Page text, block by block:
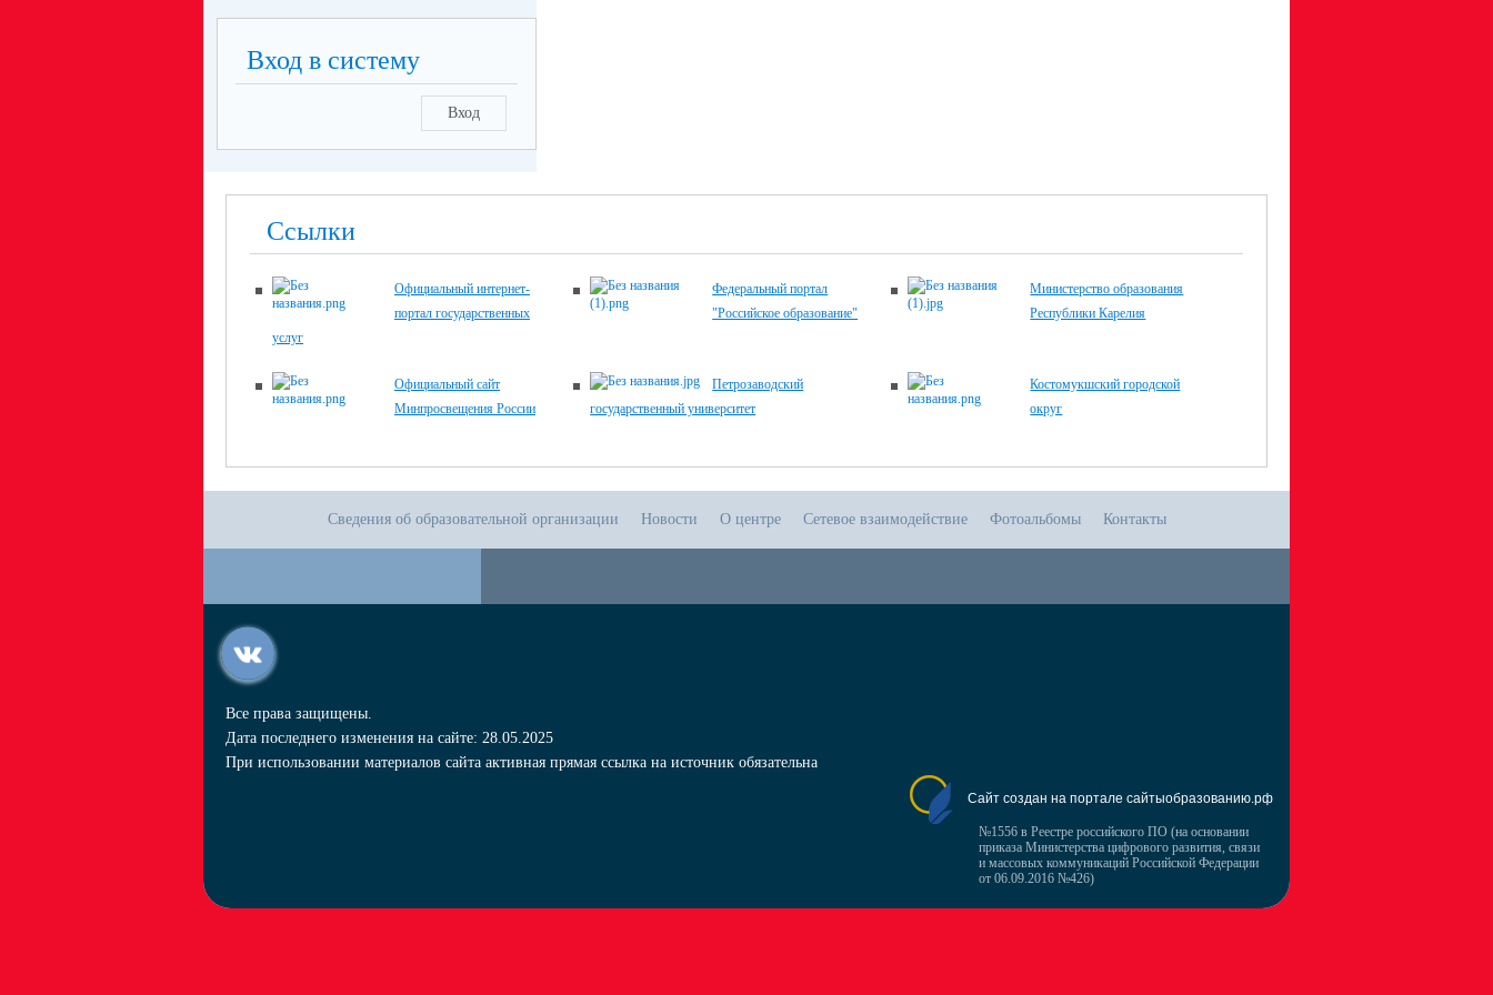
Вход в систему
Вход
Ссылки
Официальный интернет-
портал государственных
услуг
Федеральный портал
"Российское образование"
Министерство образования
Республики Карелия
Официальный сайт
Минпросвещения России
Петрозаводский
государственный университет
Костомукшский городской
округ
Сведения об образовательной организации Новости О центре Сетевое взаимодействие Фотоальбомы Контакты
Все права защищены.
Дата последнего изменения на сайте: 28.05.2025
При использовании материалов сайта активная прямая ссылка на источник обязательна
Сайт создан на портале сайтыобразованию.рф
№1556 в Реестре российского ПО (на основании
приказа Министерства цифрового развития, связи
и массовых коммуникаций Российской Федерации
от 06.09.2016 №426)